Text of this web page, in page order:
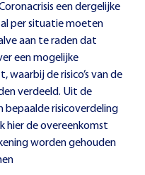
een dergelijke
per situatie moeten
aan te raden dat
een mogelijke
waarbij de risico’s van de
verdeeld. Uit de
bepaalde risicoverdeling
hier de overeenkomst
worden gehouden